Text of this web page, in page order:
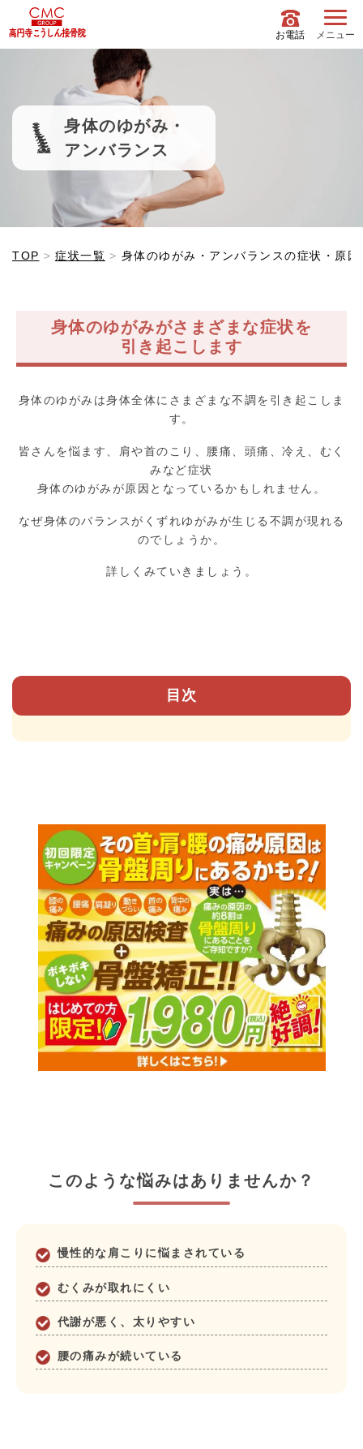
お電話 メニュー
身体のゆがみ・
アンバランス
TOP 症状一覧 身体のゆがみ・アンバランスの症状・原因
身体のゆがみがさまざまな症状を
引き起こします
身体のゆがみは身体全体にさまざまな不調を引き起こしま
す。
皆さんを悩ます、肩や首のこり、腰痛、頭痛、冷え、むく
みなど症状
身体のゆがみが原因となっているかもしれません。
なぜ身体のバランスがくずれゆがみが生じる不調が現れる
のでしょうか。
詳しくみていきましょう。
目次
このような悩みはありませんか？
慢性的な肩こりに悩まされている
むくみが取れにくい
代謝が悪く、太りやすい
腰の痛みが続いている